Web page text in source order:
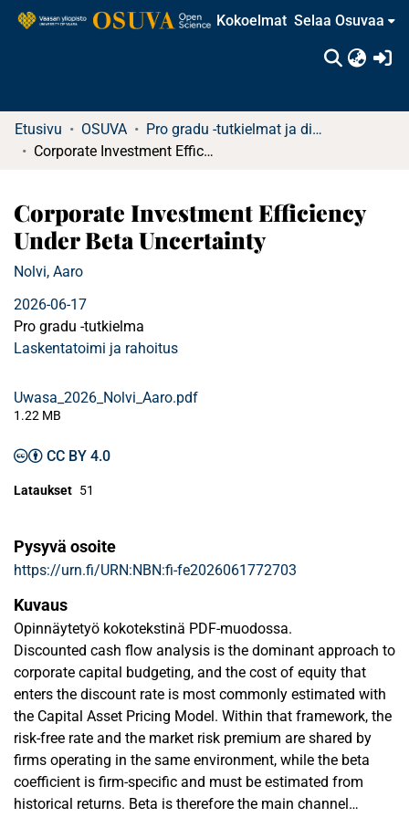
Kokoelmat Selaa Osuvaa
Etusivu OSUVA
Pro gradu -tutkielmat ja diplomityöt
Corporate Investment Efficiency Under Beta Uncertainty
Corporate Investment Efficiency
Under Beta Uncertainty
Nolvi, Aaro
2026-06-17
Pro gradu -tutkielma
Laskentatoimi ja rahoitus
Uwasa_2026_Nolvi_Aaro.pdf
1.22 MB
CC BY 4.0
Lataukset 51
Pysyvä osoite
https://urn.fi/URN:NBN:fi-fe2026061772703
Kuvaus
Opinnäytetyö kokotekstinä PDF-muodossa.
Discounted cash flow analysis is the dominant approach to
corporate capital budgeting, and the cost of equity that
enters the discount rate is most commonly estimated with
the Capital Asset Pricing Model. Within that framework, the
risk-free rate and the market risk premium are shared by
firms operating in the same environment, while the beta
coefficient is firm-specific and must be estimated from
historical returns. Beta is therefore the main channel